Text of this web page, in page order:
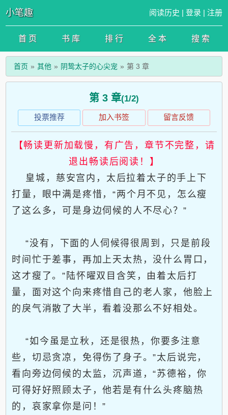
小笔趣 阅读历史 | 登录 | 注册
首 页 书 库 排 行 全 本 搜 索
首页 其他 阴鸷太子的心尖宠 第 3 章
第 3 章(1/2)
投票推荐 加入书签 留言反馈
【畅读更新加载慢，有广告，章节不完整，请
退出畅读后阅读！】
皇城，慈安宫内，太后拉着太子的手上下
打量，眼中满是疼惜，“两个月不见，怎么瘦
了这么多，可是身边伺候的人不尽心？”
“没有，下面的人伺候得很周到，只是前段
时间忙于差事，再加上天太热，没什么胃口，
这才瘦了。”陆怀曜双目含笑，由着太后打
量，面对这个向来疼惜自己的老人家，他脸上
的戾气消散了大半，看着没那么不好相处。
“如今虽是立秋，还是很热，你要多注意
些，切忌贪凉，免得伤了身子。”太后说完，
看向旁边伺候的太监，沉声道，“苏德裕，你
可得好好照顾太子，他若是有什么头疼脑热
的，哀家拿你是问！”